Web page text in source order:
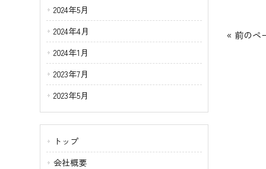
« 前のペ
2024年5月
2024年4月
2024年1月
2023年7月
2023年5月
トップ
会社概要